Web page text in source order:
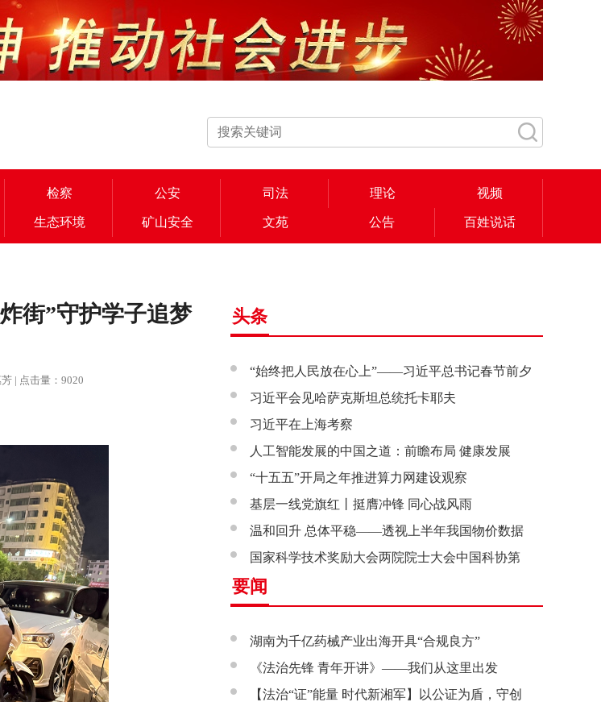
检察 公安 司法 理论 视频
生态环境 矿山安全 文苑 公告 百姓说话
街”守护学子追梦
芳 | 点击量：9020
头条
“始终把人民放在心上”——习近平总书记春节前夕
赴辽宁看望慰问基层干部群众纪实
习近平会见哈萨克斯坦总统托卡耶夫
习近平在上海考察
人工智能发展的中国之道：前瞻布局 健康发展
“十五五”开局之年推进算力网建设观察
基层一线党旗红丨挺膺冲锋 同心战风雨
温和回升 总体平稳——透视上半年我国物价数据
国家科学技术奖励大会两院院士大会中国科协第
十一次全国代表大会在京召开
要闻
湖南为千亿药械产业出海开具“合规良方”
《法治先锋 青年开讲》——我们从这里出发
【法治“证”能量 时代新湘军】以公证为盾，守创